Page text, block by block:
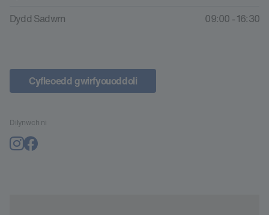
Dydd Sadwrn
09:00 - 16:30
Cyfleoedd gwirfyouoddoli
Dilynwch ni